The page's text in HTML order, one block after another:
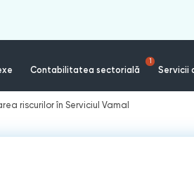
Contabilitatea sectorială
1
Servicii
riscurilor în Serviciul Vamal